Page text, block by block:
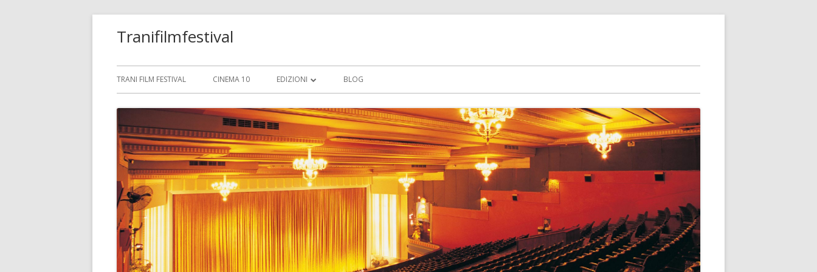
Tranifilmfestival
Menú
principal
TRANI FILM FESTIVAL CINEMA 10 EDIZIONI
PROGRAMMA 2012
VINCITORI TREDICESIMA EDIZIONE 2012
EDIZIONE 2013
TRANIFILMFESTIVAL 2014 XV EDIZIONE
– REGOLAMENTO
BLOG